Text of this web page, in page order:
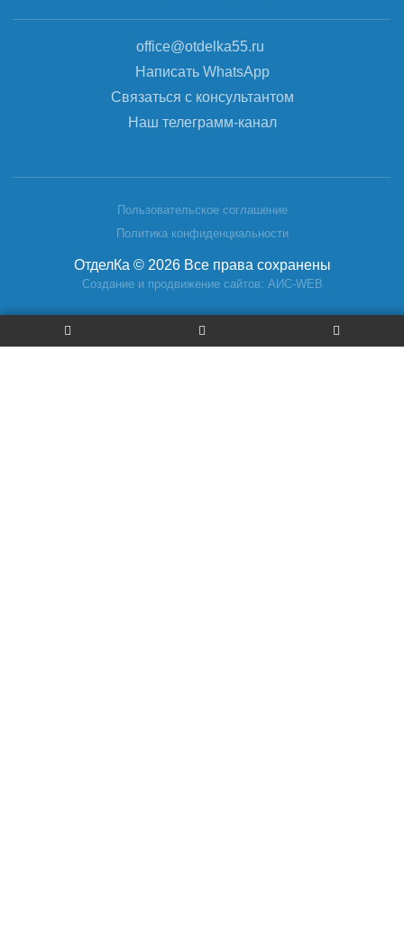
office@otdelka55.ru
Написать WhatsApp
Связаться с консультантом
Наш телеграмм-канал
Пользовательское соглашение
Политика конфиденциальности
ОтделКа © 2026 Все права сохранены
Создание и продвижение сайтов: АИС-WEB